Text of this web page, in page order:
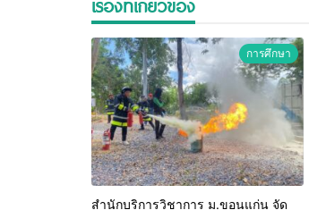
เรื่องที่เกี่ยวข้อง
การศึกษา
สำนักบริการวิชาการ ม.ขอนแก่น จัด